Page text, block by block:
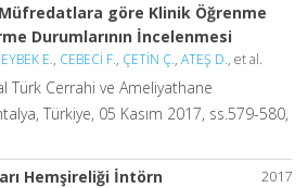
göre Klinik Öğrenme
Durumlarının İncelenmesi
E., CEBECİ F., ÇETİN Ç., ATEŞ D., et al.
Türk Cerrahi ve Ameliyathane
Türkiye, 05 Kasım 2017, ss.579-580,
2017
Hemşireliği İntörn